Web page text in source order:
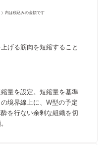
内は税込みの金額です
げる筋肉を短縮すること
量を設定。短縮量を基準
境界線上に、W型の予定
を行ない余剰な組織を切